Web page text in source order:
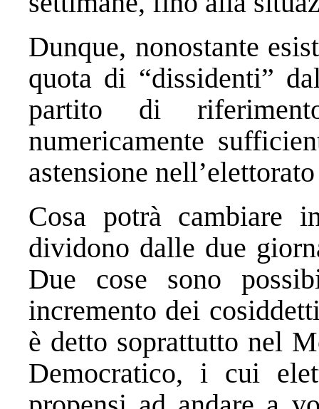
Dunque, nonostante
quota di “dissidenti”
partito di
numericamente
astensione
Cosa potrà cambiare
dividono dalle due
Due cose sono
incremento dei
è detto soprattutto nel
Democratico, i cui